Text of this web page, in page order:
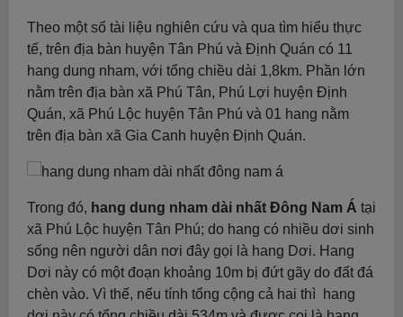
Theo một số tài liệu nghiên cứu và qua tìm hiểu thực
tế, trên địa bàn huyện Tân Phú và Định Quán có 11
hang dung nham, với tổng chiều dài 1,8km. Phần lớn
nằm trên địa bàn xã Phú Tân, Phú Lợi huyện Định
Quán, xã Phú Lộc huyện Tân Phú và 01 hang nằm
trên địa bàn xã Gia Canh huyện Định Quán.
Trong đó, hang dung nham dài nhất Đông Nam Á tại
xã Phú Lộc huyện Tân Phú; do hang có nhiều dơi sinh
sống nên người dân nơi đây gọi là hang Dơi. Hang
Dơi này có một đoạn khoảng 10m bị đứt gãy do đất đá
chèn vào. Vì thế, nếu tính tổng cộng cả hai thì hang